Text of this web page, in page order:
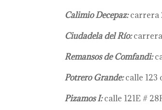
Calimio Decepaz:carrera
Ciudadela del Río:carrera
Remansos de Comfandi:
Potrero Grande:calle 123
Pizamos I:calle 121E #